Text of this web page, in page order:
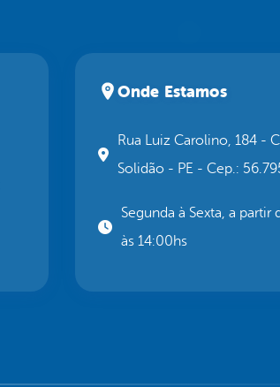
Onde Estamos
Rua Luiz Carolino, 184 -
Solidão - PE - Cep.:
Segunda à Sexta, a partir
às 14:00hs